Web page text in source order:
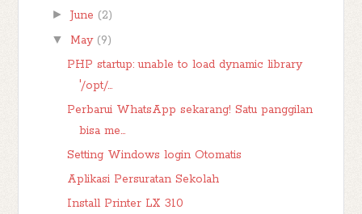
► June (2)
▼ May (9)
PHP startup: unable to load dynamic library
'/opt/...
Perbarui WhatsApp sekarang! Satu panggilan
bisa me...
Setting Windows login Otomatis
Aplikasi Persuratan Sekolah
Install Printer LX 310